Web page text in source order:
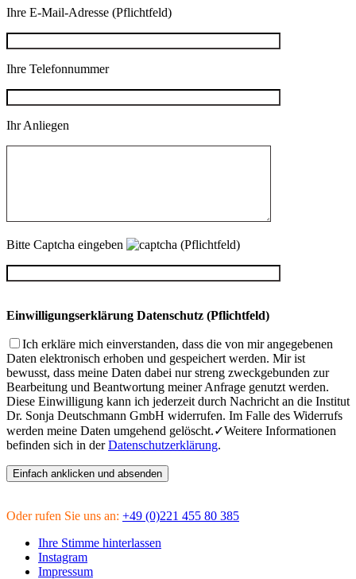
Ihre E-Mail-Adresse (Pflichtfeld)
Ihre Telefonnummer
Ihr Anliegen
Bitte Captcha eingeben (Pflichtfeld)
Einwilligungserklärung Datenschutz (Pflichtfeld)
Ich erkläre mich einverstanden, dass die von mir angegebenen
Daten elektronisch erhoben und gespeichert werden. Mir ist
bewusst, dass meine Daten dabei nur streng zweckgebunden zur
Bearbeitung und Beantwortung meiner Anfrage genutzt werden.
Diese Einwilligung kann ich jederzeit durch Nachricht an die Institut
Dr. Sonja Deutschmann GmbH widerrufen. Im Falle des Widerrufs
werden meine Daten umgehend gelöscht.
Weitere Informationen
befinden sich in derDatenschutzerklärung.
Oder rufen Sie uns an: +49 (0)221 455 80 385
Ihre Stimme hinterlassen
Instagram
Impressum